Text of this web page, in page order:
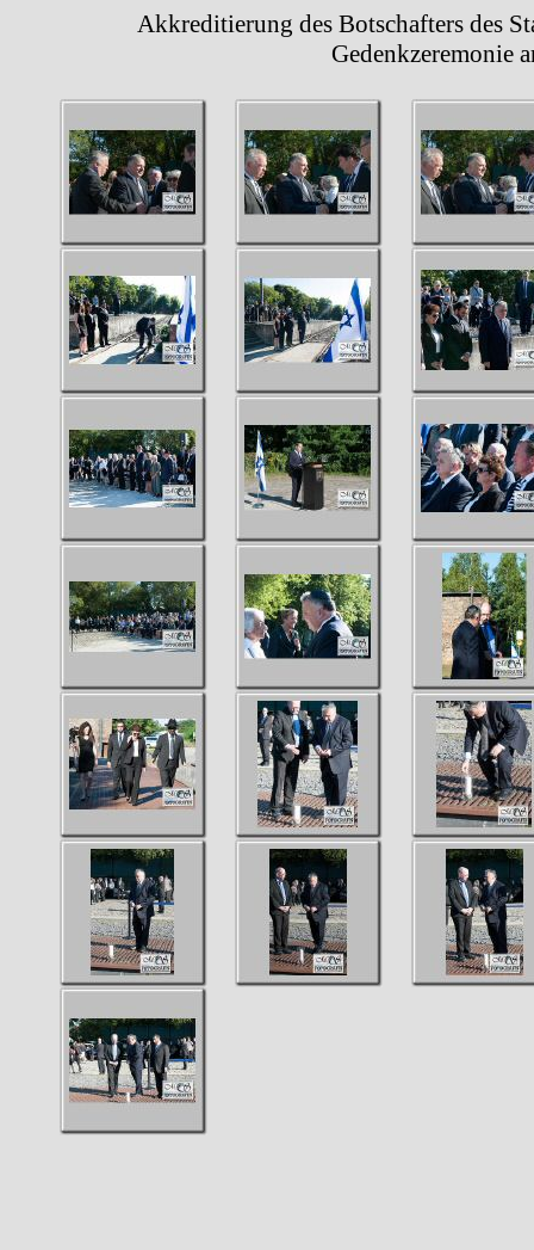
Akkreditierung des Botschafters des
Gedenkzeremonie